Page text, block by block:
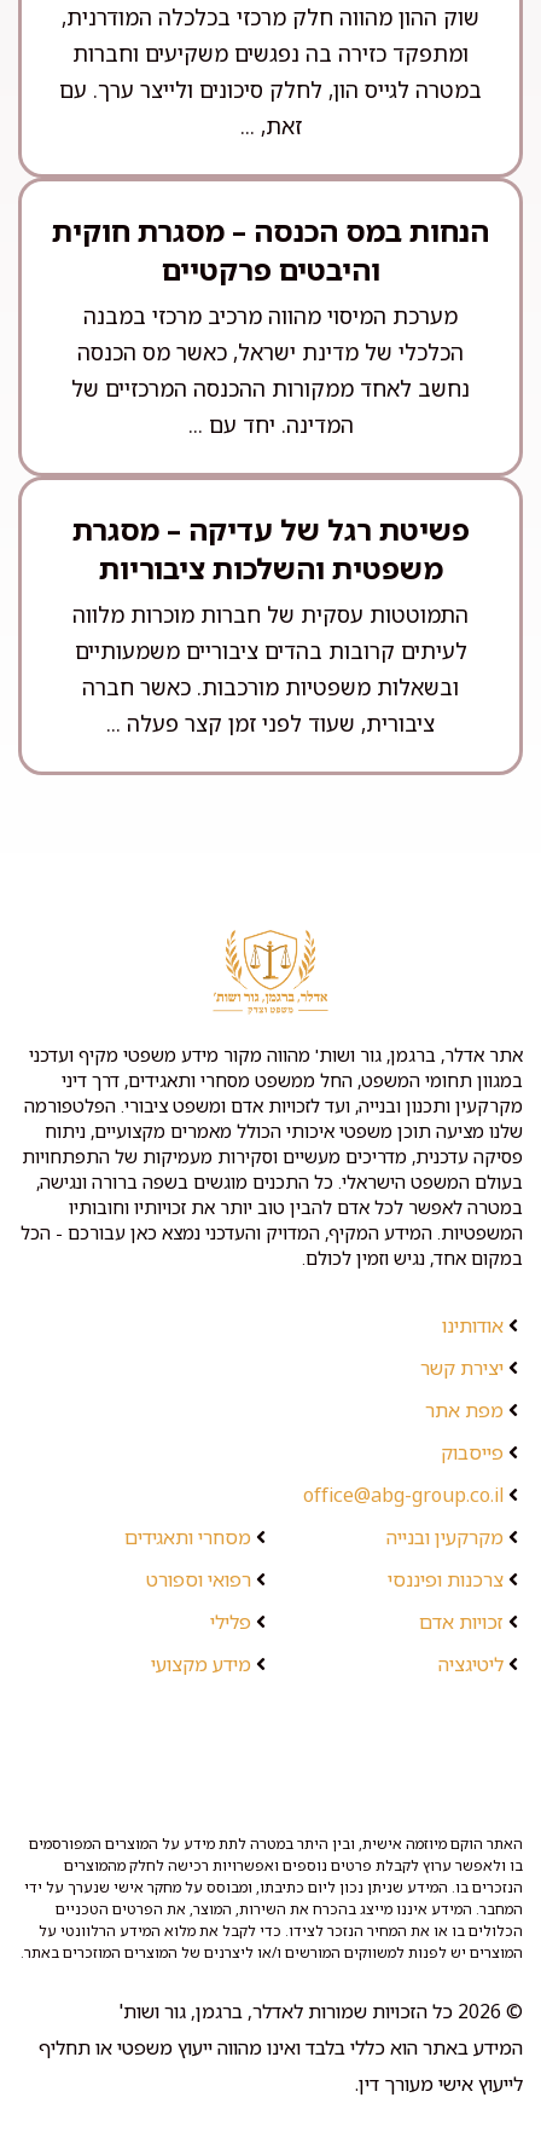
שוק ההון מהווה חלק מרכזי בכלכלה המודרנית,
ומתפקד כזירה בה נפגשים משקיעים וחברות
במטרה לגייס הון, לחלק סיכונים ולייצר ערך. עם
זאת, ...
הנחות במס הכנסה – מסגרת חוקית
והיבטים פרקטיים
מערכת המיסוי מהווה מרכיב מרכזי במבנה
הכלכלי של מדינת ישראל, כאשר מס הכנסה
נחשב לאחד ממקורות ההכנסה המרכזיים של
המדינה. יחד עם ...
פשיטת רגל של עדיקה – מסגרת
משפטית והשלכות ציבוריות
התמוטטות עסקית של חברות מוכרות מלווה
לעיתים קרובות בהדים ציבוריים משמעותיים
ובשאלות משפטיות מורכבות. כאשר חברה
ציבורית, שעוד לפני זמן קצר פעלה ...
אתר אדלר, ברגמן, גור ושות' מהווה מקור מידע משפטי מקיף ועדכני
במגוון תחומי המשפט, החל ממשפט מסחרי ותאגידים, דרך דיני
מקרקעין ותכנון ובנייה, ועד לזכויות אדם ומשפט ציבורי. הפלטפורמה
שלנו מציעה תוכן משפטי איכותי הכולל מאמרים מקצועיים, ניתוח
פסיקה עדכנית, מדריכים מעשיים וסקירות מעמיקות של התפתחויות
בעולם המשפט הישראלי. כל התכנים מוגשים בשפה ברורה ונגישה,
במטרה לאפשר לכל אדם להבין טוב יותר את זכויותיו וחובותיו
המשפטיות. המידע המקיף, המדויק והעדכני נמצא כאן עבורכם - הכל
במקום אחד, נגיש וזמין לכולם.
אודותינו
יצירת קשר
מפת אתר
פייסבוק
office@abg-group.co.il
מקרקעין ובנייה
צרכנות ופיננסי
זכויות אדם
ליטיגציה
מסחרי ותאגידים
רפואי וספורט
פלילי
מידע מקצועי
האתר הוקם מיוזמה אישית, ובין היתר במטרה לתת מידע על המוצרים המפורסמים
בו ולאפשר ערוץ לקבלת פרטים נוספים ואפשרויות רכישה לחלק מהמוצרים
הנזכרים בו. המידע שניתן נכון ליום כתיבתו, ומבוסס על מחקר אישי שנערך על ידי
המחבר. המידע איננו מייצג בהכרח את השירות, המוצר, את הפרטים הטכניים
הכלולים בו או את המחיר הנזכר לצידו. כדי לקבל את מלוא המידע הרלוונטי על
המוצרים יש לפנות למשווקים המורשים ו/או ליצרנים של המוצרים המוזכרים באתר.
© 2026 כל הזכויות שמורות לאדלר, ברגמן, גור ושות'
המידע באתר הוא כללי בלבד ואינו מהווה ייעוץ משפטי או תחליף
לייעוץ אישי מעורך דין.